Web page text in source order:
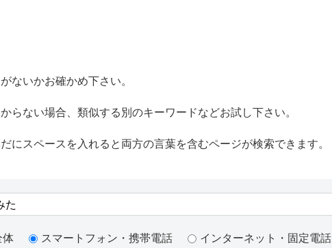
ないかお確かめ下さい。
らない場合、類似する別のキーワードなどお試し下さい。
にスペースを入れると両方の言葉を含むページが検索できます。
体 スマートフォン・携帯電話 インターネット・固定電話